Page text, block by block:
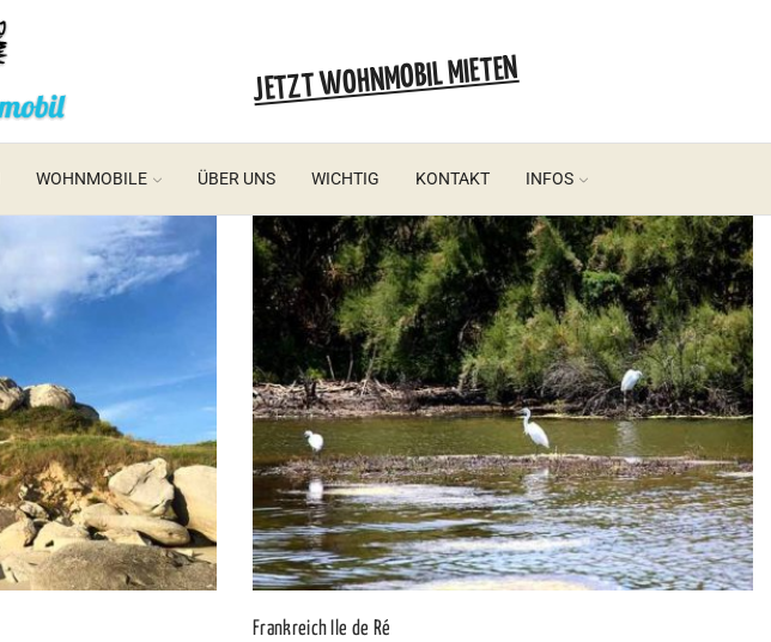
JETZT WOHNMOBIL MIETEN
WOHNMOBILE ÜBER UNS WICHTIG KONTAKT INFOS
Frankreich Ile de Ré